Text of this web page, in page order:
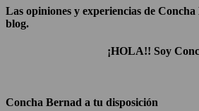
Las opiniones y experiencias de
blog.
¡HOLA!! Soy
Concha Bernad a tu disposición